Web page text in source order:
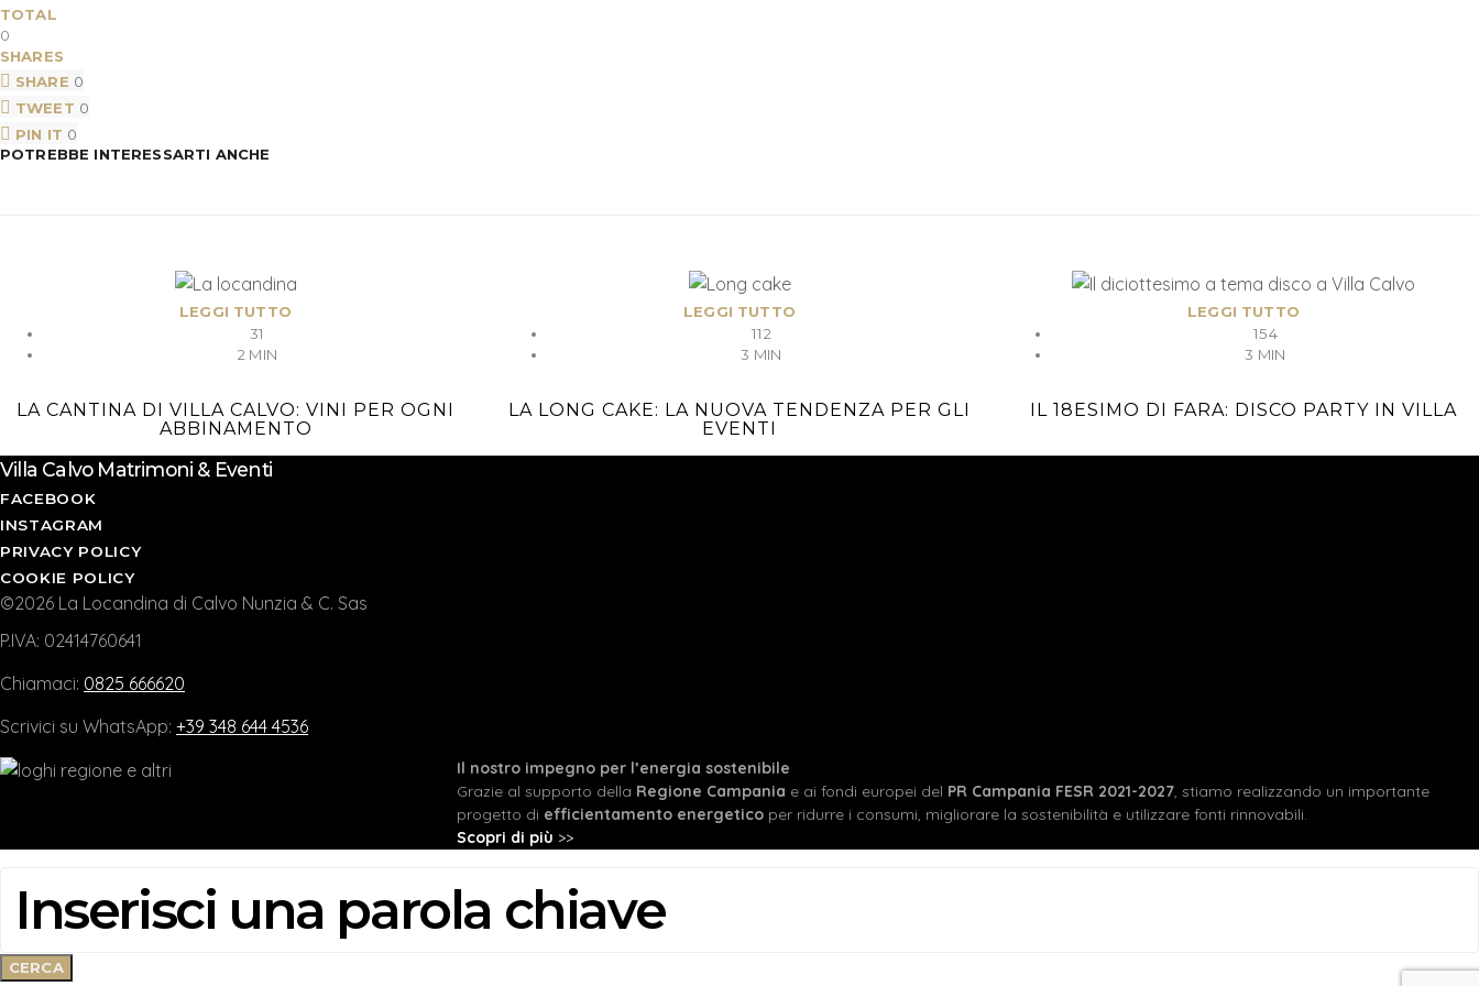
TOTAL
0
SHARES
SHARE 0
TWEET 0
PIN IT 0
POTREBBE INTERESSARTI ANCHE
LEGGI TUTTO
31
2 MIN
LA CANTINA DI VILLA CALVO: VINI PER OGNI
ABBINAMENTO
LEGGI TUTTO
112
3 MIN
LA LONG CAKE: LA NUOVA TENDENZA PER GLI
EVENTI
LEGGI TUTTO
154
3 MIN
IL 18ESIMO DI FARA: DISCO PARTY IN VILLA
Villa Calvo Matrimoni & Eventi
FACEBOOK
INSTAGRAM
PRIVACY POLICY
COOKIE POLICY
©2026 La Locandina di Calvo Nunzia & C. Sas
P.IVA: 02414760641
Chiamaci: 0825 666620
Scrivici su WhatsApp: +39 348 644 4536
Il nostro impegno per l’energia sostenibile
Grazie al supporto della Regione Campania e ai fondi europei del PR Campania FESR 2021-2027, stiamo realizzando un importante
progetto di efficientamento energetico per ridurre i consumi, migliorare la sostenibilità e utilizzare fonti rinnovabili.
Scopri di più >>
CERCA